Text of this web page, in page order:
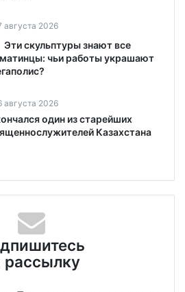
августа 2026
Эти скульптуры знают все
чьи работы украшают
августа 2026
один из старейших
Казахстана
рассылку